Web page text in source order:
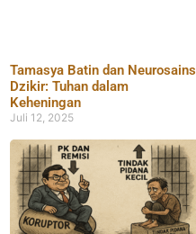
Tamasya Batin dan Neurosains
Dzikir: Tuhan dalam
Keheningan
Juli 12, 2025